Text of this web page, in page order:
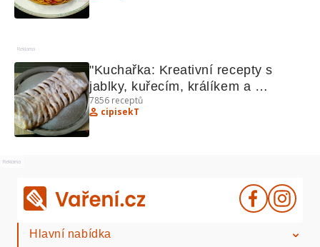
Reklama
"Kuchařka: Kreativní recepty s
jablky, kuřecím, králíkem a
bochánky"
7856 receptů
cipisekT
Reklama
Hlavní nabídka